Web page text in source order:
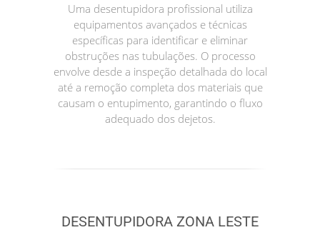
Uma desentupidora profissional utiliza
equipamentos avançados e técnicas
específicas para identificar e eliminar
obstruções nas tubulações. O processo
envolve desde a inspeção detalhada do local
até a remoção completa dos materiais que
causam o entupimento, garantindo o fluxo
adequado dos dejetos.
DESENTUPIDORA ZONA LESTE